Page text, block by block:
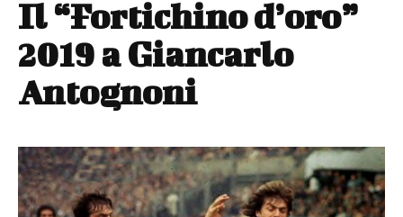
Il “Fortichino d’oro”
2019 a Giancarlo
Antognoni